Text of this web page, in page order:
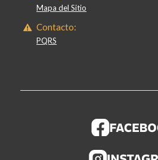
Mapa del Sitio
Contacto:
PQRS